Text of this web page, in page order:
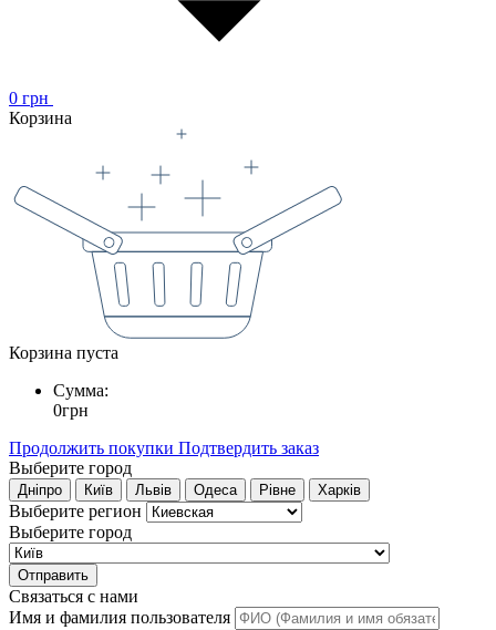
0 грн
Корзина
Корзина пуста
Сумма:
0грн
Продолжить покупки Подтвердить заказ
Выберите город
Дніпро Київ Львів Одеса Рівне Харків
Выберите регион
Выберите город
Отправить
Связаться с нами
Имя и фамилия пользователя